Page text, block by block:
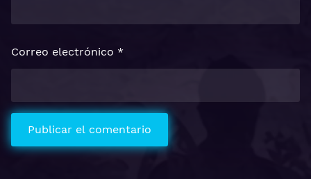
Correo electrónico *